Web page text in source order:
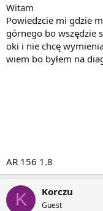
Witam
Powiedzcie mi gdzie
górnego bo wszędzie
oki i nie chcę
wiem bo byłem na
AR 156 1.8
K Korczu
Guest